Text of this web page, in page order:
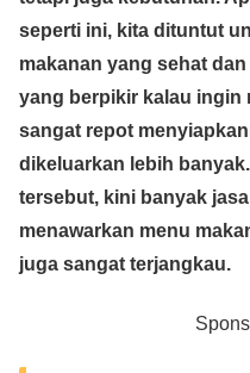
e
b
o
o
k
er s
A
p
p
seperti ini, kita dituntut
makanan yang sehat
yang berpikir kalau ingin
sangat repot
dikeluarkan lebih
tersebut, kini banyak jasa
menawarkan menu
juga sangat terjangkau.